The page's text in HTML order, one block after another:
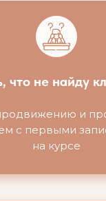
что не найду
и
с первыми
на курсе